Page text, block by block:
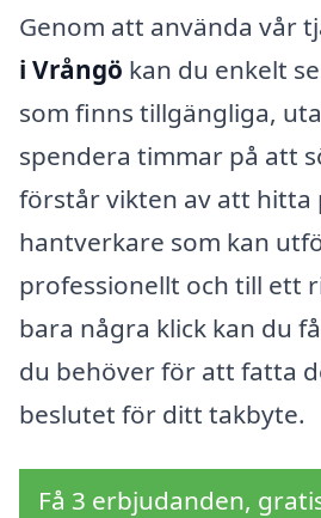
Genom att använda vår
i Vrångö kan du enkelt
som finns tillgängliga,
spendera timmar på att
förstår vikten av att hitta
hantverkare som kan
professionellt och till ett
bara några klick kan du
du behöver för att fatta
beslutet för ditt takbyte.
Få 3 erbjudanden,